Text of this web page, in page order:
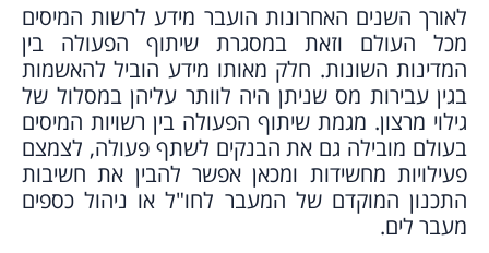
לאורך השנים האחרונות הועבר מידע לרשות המיסים
מכל העולם וזאת במסגרת שיתוף הפעולה בין
המדינות השונות. חלק מאותו מידע הוביל להאשמות
בגין עבירות מס שניתן היה לוותר עליהן במסלול של
גילוי מרצון. מגמת שיתוף הפעולה בין רשויות המיסים
בעולם מובילה גם את הבנקים לשתף פעולה, לצמצם
פעילויות מחשידות ומכאן אפשר להבין את חשיבות
התכנון המוקדם של המעבר לחו"ל או ניהול כספים
מעבר לים.